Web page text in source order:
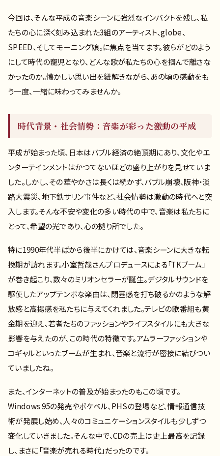
今回は、そんな平成の音楽シーンに強烈なインパクトを残し、私
たちの心に深く刻み込まれた3組のアーティスト、globe、
SPEED、そしてモーニング娘。に焦点を当てます。彼らがどのよう
にして時代の寵児となり、どんな歌が私たちの心を掴んで離さな
かったのか。懐かしい思い出を紐解きながら、あの頃の感動をも
う一度、一緒に味わってみませんか。
時代背景・社会情勢：音楽が彩った激動の平成
平成が始まった頃、日本はバブル経済の絶頂期にあり、文化やエ
ンターテインメントはかつてないほどの盛り上がりを見せていま
した。しかし、その華やかさは長くは続かず、バブル崩壊、阪神・淡
路大震災、地下鉄サリン事件など、社会情勢は激動の時代へと突
入します。そんな不安や変化の多い時代の中で、音楽は私たちに
とって、希望の光であり、心の拠り所でした。
特に1990年代半ばから後半にかけては、音楽シーンに大きな転
換期が訪れます。小室哲哉さんプロデュースによる「TKブーム」
が巻き起こり、数々のミリオンセラーが誕生。デジタルサウンドを
駆使したアップテンポな楽曲は、閉塞感を打ち破るかのような解
放感と高揚感を私たちに与えてくれました。テレビの歌番組も黄
金期を迎え、若者たちのファッションやライフスタイルにも大きな
影響を与えたのが、この時代の特徴です。アムラーファッションや
コギャルといったブームが生まれ、音楽と流行が密接に結びつい
ていましたね。
また、インターネットの普及が始まったのもこの頃です。
Windows 95の発売やポケベル、PHSの登場など、情報通信技
術が発展し始め、人々のコミュニケーションスタイルも少しずつ
変化していきました。そんな中で、CDの売上は史上最高を記録
し、まさに「音楽が売れる時代」だったのです。